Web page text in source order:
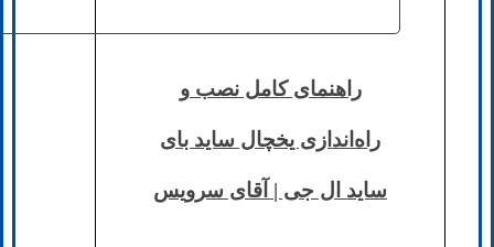
راهنمای کامل نصب و
راه‌اندازی یخچال ساید بای
ساید ال‌ جی | آقای سرویس